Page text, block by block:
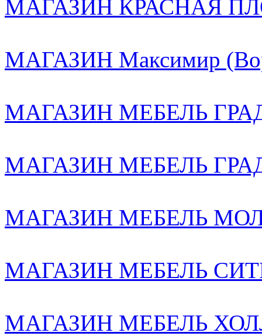
МАГАЗИН КРАСНАЯ
МАГАЗИН Максимир
МАГАЗИН МЕБЕЛЬ
МАГАЗИН МЕБЕЛЬ
МАГАЗИН МЕБЕЛЬ
МАГАЗИН МЕБЕЛЬ
МАГАЗИН МЕБЕЛЬ